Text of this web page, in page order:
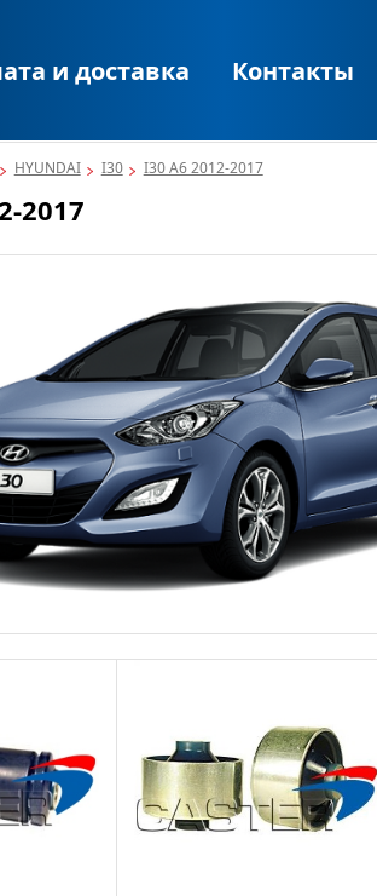
и доставка Контакты
HYUNDAI I30 I30 A6 2012-2017
2017